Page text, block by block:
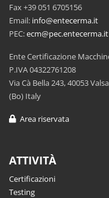
Fax +39 051 6705156
Email: info@entecerma.it
PEC:ecm@pec.entecerma.it
Ente Certificazione
P.IVA 04322761208
Via Cà Bella 243, 40053
(Bo) Italy
Area riservata
ATTIVITÀ
Certificazioni
Testing